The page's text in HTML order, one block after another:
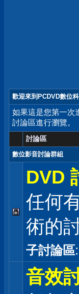
歡迎來到PCDVD數位科
如果這是您第一次
討論區進行瀏覽。
討論區
數位影音討論群組
DVD
任何
術的
子討論區:
音效